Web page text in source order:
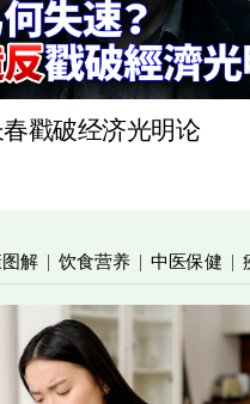
戳破经济光明论
解 | 饮食营养 | 中医保健 |